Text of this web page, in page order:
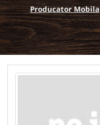
Producator Mobila